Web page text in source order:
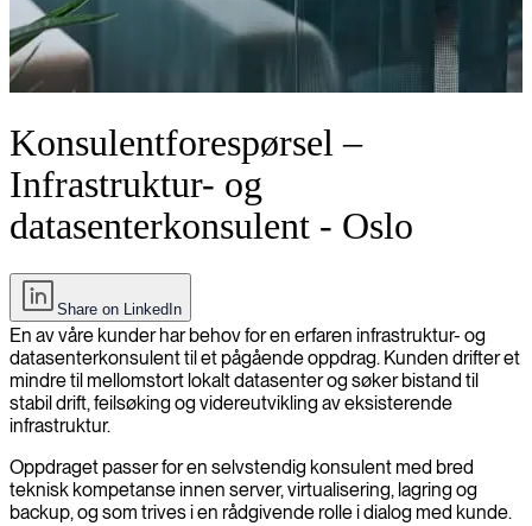
Konsulentforespørsel –
Infrastruktur- og
datasenterkonsulent - Oslo
Share on LinkedIn
En av våre kunder har behov for en erfaren infrastruktur- og
datasenterkonsulent til et pågående oppdrag. Kunden drifter et
mindre til mellomstort lokalt datasenter og søker bistand til
stabil drift, feilsøking og videreutvikling av eksisterende
infrastruktur.
Oppdraget passer for en selvstendig konsulent med bred
teknisk kompetanse innen server, virtualisering, lagring og
backup, og som trives i en rådgivende rolle i dialog med kunde.